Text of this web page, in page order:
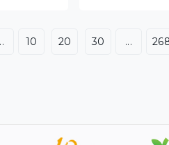
普：「這（兩艘
大，威力比所
650至850人，
10 20 30 ...